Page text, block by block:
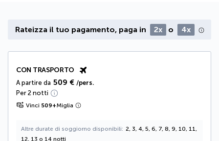
Rateizza il tuo pagamento, paga in 2x o 4x
CON TRASPORTO
A partire da 509 € /pers.
Per 2 notti
Vinci 509+Miglia
Altre durate di soggiorno disponibili
2, 3, 4, 5, 6, 7, 8, 9, 10, 11,
12, 13 o 14 notti